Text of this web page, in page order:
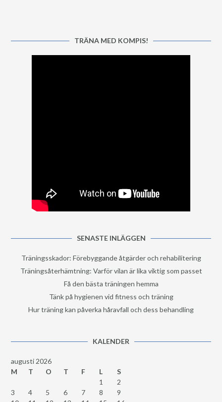
TRÄNA MED KOMPIS!
SENASTE INLÄGGEN
Träningsskador: Förebyggande åtgärder och rehabilitering
Träningsåterhämtning: Varför vilan är lika viktig som passet
Få den bästa träningen hemma
Tänk på hygienen vid fitness och träning
Hur träning kan påverka håravfall och dess behandling
KALENDER
augusti 2026
M
T O T F L
S
1
2
3
4 5 6 7 8
9